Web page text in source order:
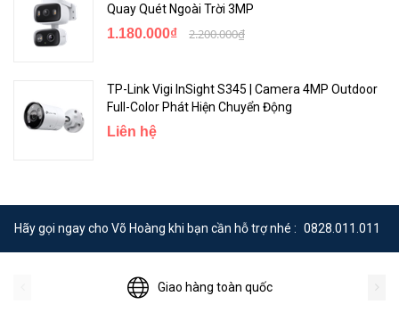
Quay Quét Ngoài Trời 3MP
1.180.000₫ 2.200.000₫
TP-Link Vigi InSight S345 | Camera 4MP Outdoor
Full-Color Phát Hiện Chuyển Động
Liên hệ
Hãy gọi ngay cho Võ Hoàng khi bạn cần hỗ trợ nhé : 0828.011.011
Giao hàng toàn quốc